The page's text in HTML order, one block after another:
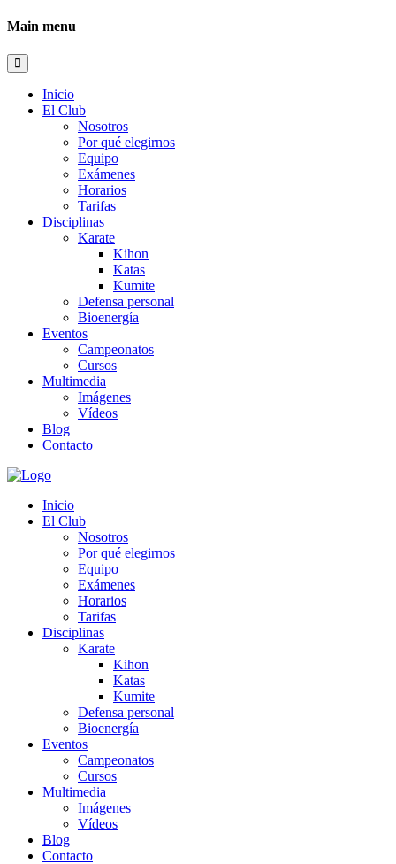
Main menu
Inicio
El Club
Nosotros
Por qué elegirnos
Equipo
Exámenes
Horarios
Tarifas
Disciplinas
Karate
Kihon
Katas
Kumite
Defensa personal
Bioenergía
Eventos
Campeonatos
Cursos
Multimedia
Imágenes
Vídeos
Blog
Contacto
Inicio
El Club
Nosotros
Por qué elegirnos
Equipo
Exámenes
Horarios
Tarifas
Disciplinas
Karate
Kihon
Katas
Kumite
Defensa personal
Bioenergía
Eventos
Campeonatos
Cursos
Multimedia
Imágenes
Vídeos
Blog
Contacto